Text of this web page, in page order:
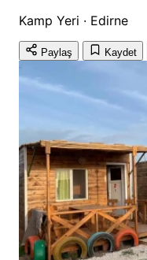
Kamp Yeri · Edirne
Paylaş Kaydet